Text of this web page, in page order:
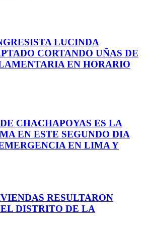
LUCINDA
CORTANDO UÑAS DE
EN HORARIO
CHACHAPOYAS ES LA
EN ESTE SEGUNDO DIA
EN LIMA Y
RESULTARON
DISTRITO DE LA